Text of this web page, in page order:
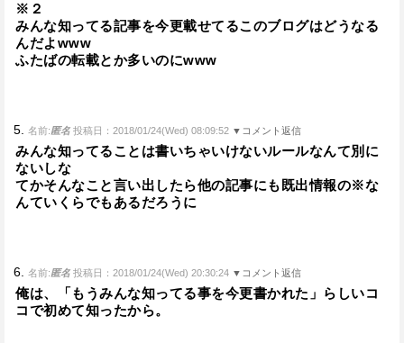
※２
みんな知ってる記事を今更載せてるこのブログはどうなる
んだよwww
ふたばの転載とか多いのにwww
5. 名前:匿名 投稿日：2018/01/24(Wed) 08:09:52 ▼コメント返信
みんな知ってることは書いちゃいけないルールなんて別に
ないしな
てかそんなこと言い出したら他の記事にも既出情報の※な
んていくらでもあるだろうに
6. 名前:匿名 投稿日：2018/01/24(Wed) 20:30:24 ▼コメント返信
俺は、「もうみんな知ってる事を今更書かれた」らしいコ
コで初めて知ったから。